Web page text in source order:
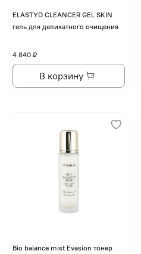
ELASTYD CLEANCER GEL SKIN
гель для деликатного очищения
4 840 ₽
В корзину
Bio balance mist Evasion тонер